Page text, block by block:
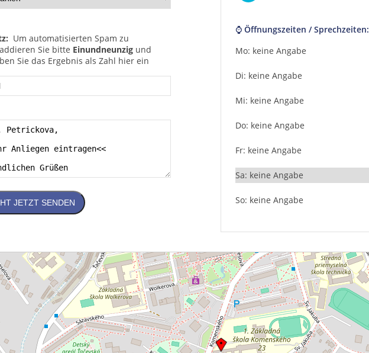
Um automatisierten Spam zu
Sie bitte Einundneunzig und
Sie das Ergebnis als Zahl hier ein
JETZT SENDEN
⌚ Öffnungszeiten / Sprechzeiten:
Mo: keine Angabe
Di: keine Angabe
Mi: keine Angabe
Do: keine Angabe
Fr: keine Angabe
Sa: keine Angabe
So: keine Angabe